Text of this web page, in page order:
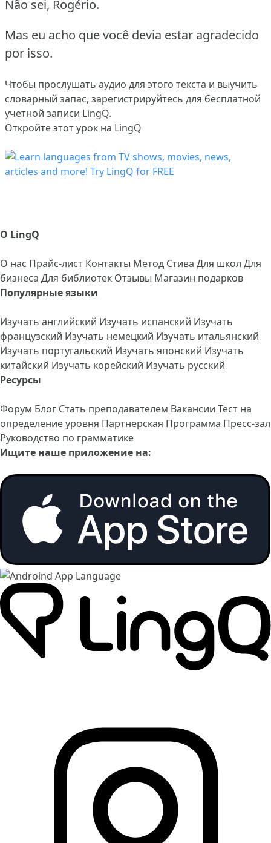
Não sei, Rogério.
Mas eu acho que você devia estar agradecido
por isso.
Чтобы прослушать аудио для этого текста и выучить
словарный запас, зарегистрируйтесь для бесплатной
учетной записи LingQ.
Откройте этот урок на LingQ
О LingQ
О нас Прайс-лист Контакты Метод Стива Для школ Для
бизнеса Для библиотек Отзывы Магазин подарков
Популярные языки
Изучать английский Изучать испанский Изучать
французский Изучать немецкий Изучать итальянский
Изучать португальский Изучать японский Изучать
китайский Изучать корейский Изучать русский
Ресурсы
Форум Блог Стать преподавателем Вакансии Тест на
определение уровня Партнерская Программа Пресс-зал
Руководство по грамматике
Ищите наше приложение на: